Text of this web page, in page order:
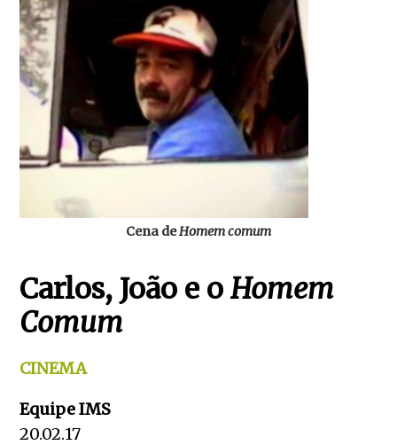
Cena deHomem comum
Carlos, João e oHomem
Comum
CINEMA
Equipe IMS
20.02.17